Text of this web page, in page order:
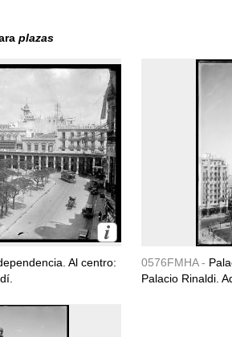
plazas
Al centro:
0576FMHA -
Palacio Rinaldi.